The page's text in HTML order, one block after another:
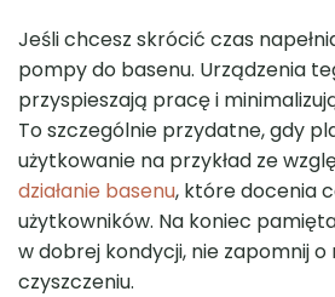
Jeśli chcesz skrócić czas
pompy do basenu. Urządzenia
przyspieszają pracę i
To szczególnie przydatne, gdy
użytkowanie na przykład ze
działanie basenu, które docenia
użytkowników. Na koniec
w dobrej kondycji, nie zapomnij
czyszczeniu.